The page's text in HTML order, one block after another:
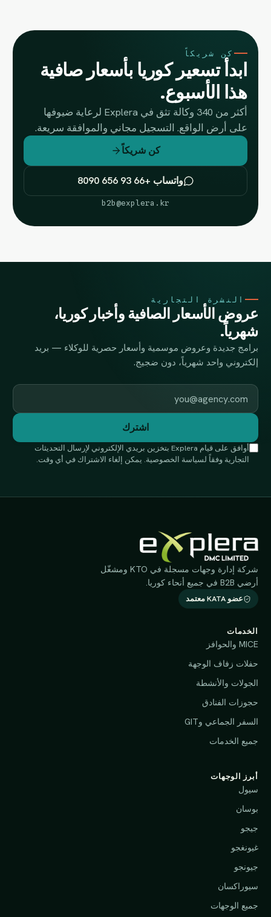
كن شريكاً
ابدأ تسعير كوريا بأسعار صافية
هذا الأسبوع.
أكثر من 340 وكالة تثق في Explera لرعاية ضيوفها
على أرض الواقع. التسجيل مجاني والموافقة سريعة.
كن شريكاً
واتساب +66 93 656 8090
b2b@explera.kr
النشرة التجارية
عروض الأسعار الصافية وأخبار كوريا،
شهرياً.
برامج جديدة وعروض موسمية وأسعار حصرية للوكلاء — بريد
إلكتروني واحد شهرياً، دون ضجيج.
البريد الإلكتروني للعمل
اشترك
أوافق على قيام Explera بتخزين بريدي الإلكتروني لإرسال التحديثات
التجارية وفقاً لسياسة الخصوصية. يمكن إلغاء الاشتراك في أي وقت.
شركة إدارة وجهات مسجلة في KTO ومشغّل
أرضي B2B في جميع أنحاء كوريا.
عضو KATA معتمد
الخدمات
MICE والحوافز
حفلات زفاف الوجهة
الجولات والأنشطة
حجوزات الفنادق
السفر الجماعي وGIT
جميع الخدمات
أبرز الوجهات
سيول
بوسان
جيجو
غيونغجو
جيونجو
سيوراكسان
جميع الوجهات